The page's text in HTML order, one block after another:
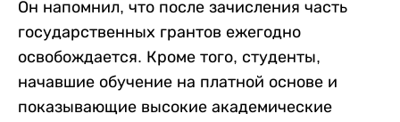
Он напомнил, что после зачисления часть
государственных грантов ежегодно
освобождается. Кроме того, студенты,
начавшие обучение на платной основе и
показывающие высокие академические